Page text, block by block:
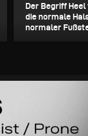
Der Begriff Heel
die normale
normaler